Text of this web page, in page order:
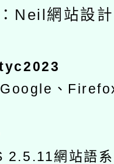
Neil網站設
Google、
2.5.11網站語